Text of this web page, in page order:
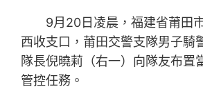
9月20日凌晨，福建省莆田市
西收支口，莆田交警支隊男子騎
隊長倪曉莉（右一）向隊友布置
管控任務。